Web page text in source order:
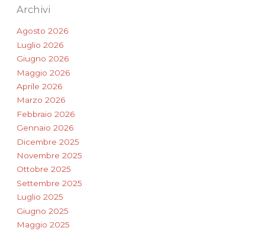
Archivi
Agosto 2026
Luglio 2026
Giugno 2026
Maggio 2026
Aprile 2026
Marzo 2026
Febbraio 2026
Gennaio 2026
Dicembre 2025
Novembre 2025
Ottobre 2025
Settembre 2025
Luglio 2025
Giugno 2025
Maggio 2025